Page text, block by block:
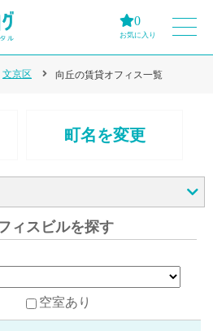
0
お気に入り
文京区 向丘の賃貸オフィス一覧
町名を変更
ィスビルを探す
空室あり